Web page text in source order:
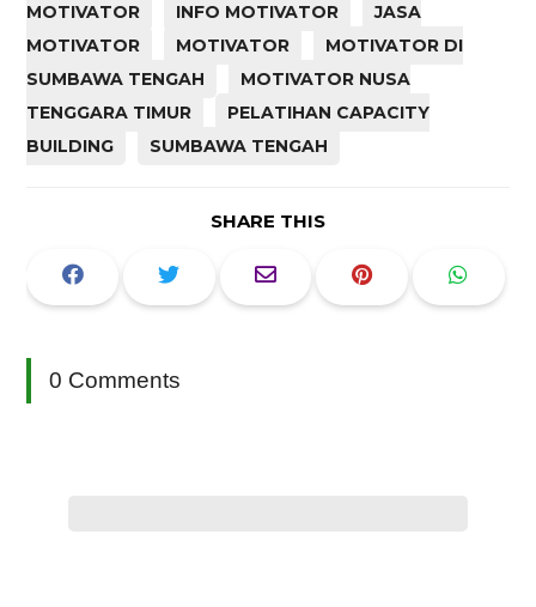
MOTIVATOR
INFO MOTIVATOR
JASA
MOTIVATOR
MOTIVATOR
MOTIVATOR DI
SUMBAWA TENGAH
MOTIVATOR NUSA
TENGGARA TIMUR
PELATIHAN CAPACITY
BUILDING
SUMBAWA TENGAH
SHARE THIS
0 Comments